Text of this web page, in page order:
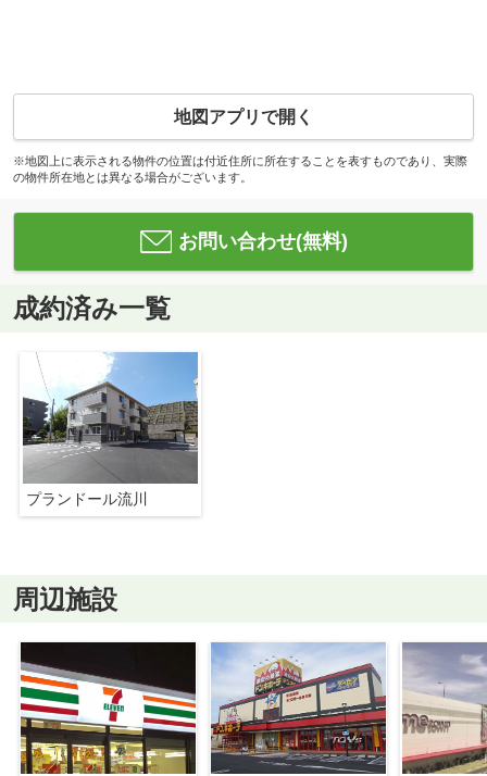
地図アプリで開く
※地図上に表示される物件の位置は付近住所に所在することを表すものであり、実際
の物件所在地とは異なる場合がございます。
お問い合わせ(無料)
成約済み一覧
プランドール流川
周辺施設